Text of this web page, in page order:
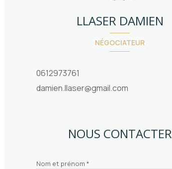
NÉGOCIATEUR
LLASER DAMIEN
0612973761
damien.llaser@gmail.com
NOUS CONTACTER
Nom et prénom *